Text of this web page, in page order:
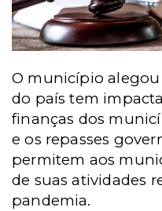
O município alegou
do país tem
finanças dos
e os repasses
permitem aos
de suas atividades
pandemia.